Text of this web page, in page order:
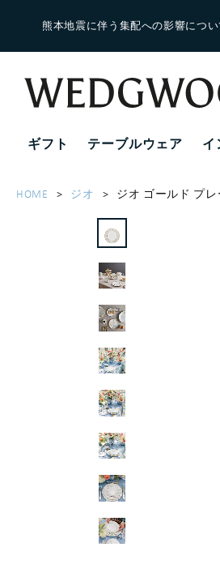
熊本地震に伴う集配への影響につい
ギフト テーブルウェア イ
HOME ジオ ジオ ゴールド プレ